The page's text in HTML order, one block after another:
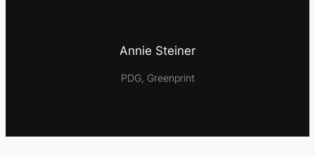
Annie Steiner
PDG, Greenprint